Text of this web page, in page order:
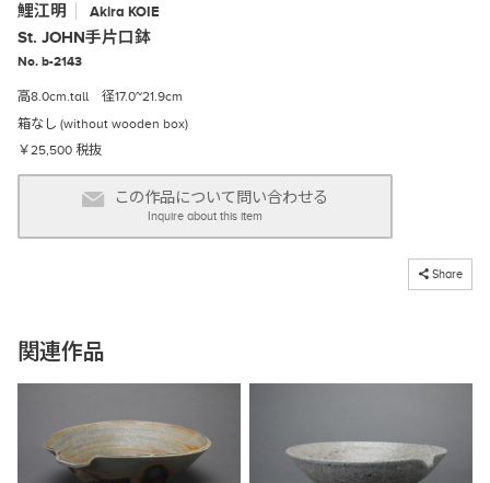
鯉江明 Akira KOIE
St. JOHN手片口鉢
No. b-2143
高8.0cm.tall 径17.0~21.9cm
箱なし (without wooden box)
￥25,500 税抜
この作品について問い合わせる
Inquire about this item
Share
コピーしました
関連作品